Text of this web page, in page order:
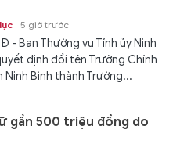
5 giờ trước
- Ban Thường vụ Tỉnh ủy Ninh
định đổi tên Trường Chính
Ninh Bình thành Trường...
gần 500 triệu đồng do